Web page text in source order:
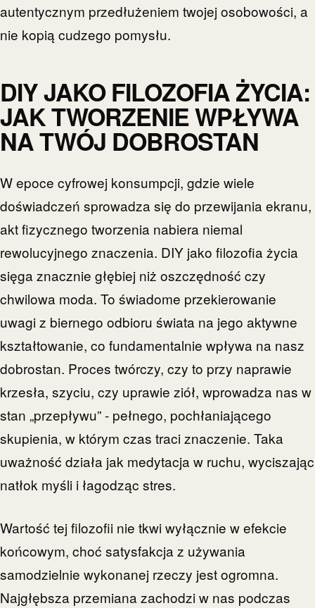
autentycznym przedłużeniem twojej osobowości, a
nie kopią cudzego pomysłu.
DIY JAKO FILOZOFIA ŻYCIA:
JAK TWORZENIE WPŁYWA
NA TWÓJ DOBROSTAN
W epoce cyfrowej konsumpcji, gdzie wiele
doświadczeń sprowadza się do przewijania ekranu,
akt fizycznego tworzenia nabiera niemal
rewolucyjnego znaczenia. DIY jako filozofia życia
sięga znacznie głębiej niż oszczędność czy
chwilowa moda. To świadome przekierowanie
uwagi z biernego odbioru świata na jego aktywne
kształtowanie, co fundamentalnie wpływa na nasz
dobrostan. Proces twórczy, czy to przy naprawie
krzesła, szyciu, czy uprawie ziół, wprowadza nas w
stan „przepływu” - pełnego, pochłaniającego
skupienia, w którym czas traci znaczenie. Taka
uważność działa jak medytacja w ruchu, wyciszając
natłok myśli i łagodząc stres.
Wartość tej filozofii nie tkwi wyłącznie w efekcie
końcowym, choć satysfakcja z używania
samodzielnie wykonanej rzeczy jest ogromna.
Najgłębsza przemiana zachodzi w nas podczas